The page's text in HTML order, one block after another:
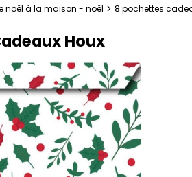
noël à la maison - noël > 8 pochettes
Houx